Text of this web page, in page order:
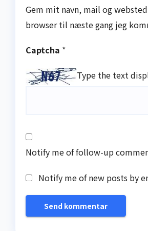
Gem mit navn, mail og
browser til næste gang jeg
Captcha *
Type the text
Notify me of follow-up
Notify me of new posts by